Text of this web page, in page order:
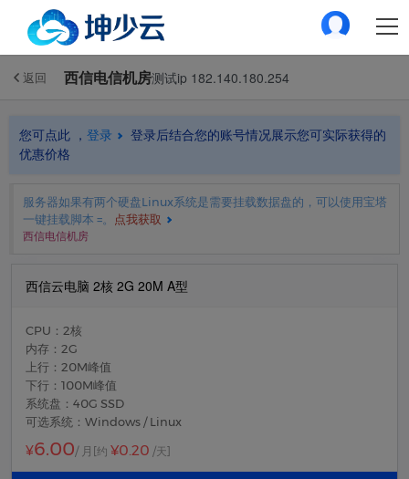
返回 西信电信机房测试ip 182.140.180.254
您可点此 ， 登录
登录后结合您的账号情况展示您可实际获得的
优惠价格
服务器如果有两个硬盘Linux系统是需要挂载数据盘的，可以使用宝塔
一键挂载脚本 =。
点我获取
西信电信机房
西信云电脑 2核 2G 20M A型
CPU：2核
内存：2G
上行：20M峰值
下行：100M峰值
系统盘：40G SSD
可选系统：Windows / Linux
¥6.00/ 月 [约 ¥0.20 /天]